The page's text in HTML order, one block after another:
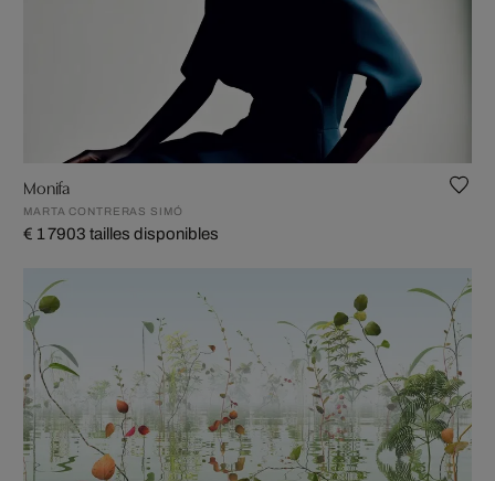
Monifa
MARTA CONTRERAS SIMÓ
€ 1 7903 tailles disponibles